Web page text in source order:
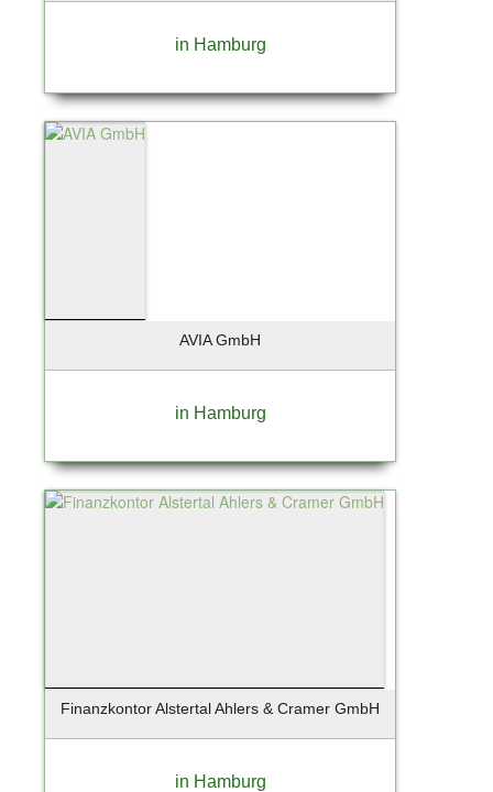
in Hamburg
AVIA GmbH
in Hamburg
Finanzkontor Alstertal Ahlers & Cramer GmbH
in Hamburg